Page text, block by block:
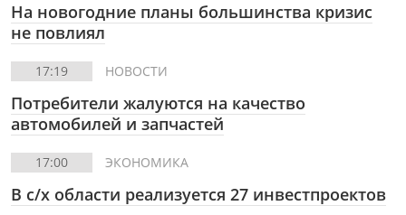
На новогодние планы большинства кризис
не повлиял
17:19 НОВОСТИ
Потребители жалуются на качество
автомобилей и запчастей
17:00 ЭКОНОМИКА
В с/х области реализуется 27 инвестпроектов